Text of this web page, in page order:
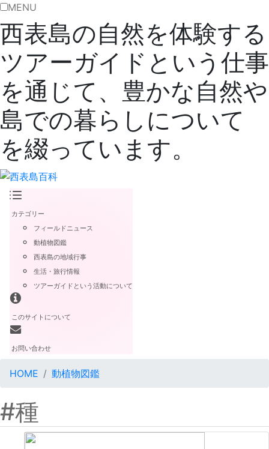
MENU
西表島の自然を体験する
ツアーガイドという仕事
を通じて、豊かな自然や
島での暮らしについて
を綴っています。
カテゴリー
フィールドニュース
動植物図鑑
西表島の地域行事
生活・旅行情報
ツアーガイドという活動について
このサイトについて
お問い合わせ
HOME 動植物図鑑
#種